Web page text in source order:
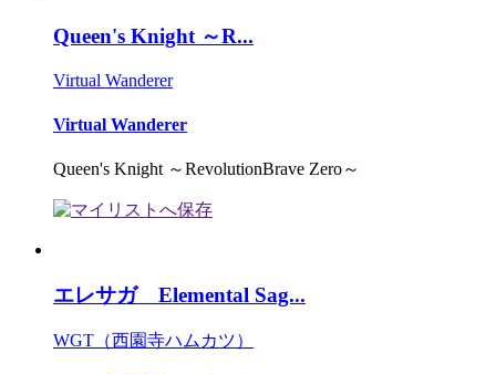
Queen's Knight ～R...
Virtual Wanderer
Virtual Wanderer
Queen's Knight ～RevolutionBrave Zero～
エレサガ Elemental Sag...
WGT（西園寺ハムカツ）